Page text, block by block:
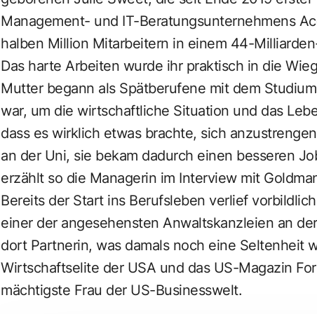
Management- und IT-Beratungsunternehmens
halben Million Mitarbeitern in einem 44-
Das harte Arbeiten wurde ihr praktisch in die
Mutter begann als Spätberufene mit dem
war, um die wirtschaftliche Situation und das
dass es wirklich etwas brachte, sich
an der Uni, sie bekam dadurch einen besseren
erzählt so die Managerin im Interview mit
Bereits der Start ins Berufsleben verlief
einer der angesehensten Anwaltskanzleien an
dort Partnerin, was damals noch eine Seltenheit
Wirtschaftselite der USA und das US-Magazin
mächtigste Frau der US-Businesswelt.